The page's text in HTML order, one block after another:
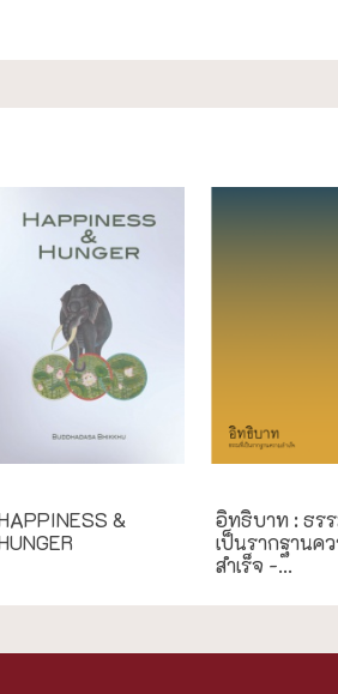
&
อิทธิบาท : ธร
เป็นรากฐานค
สำเร็จ -...